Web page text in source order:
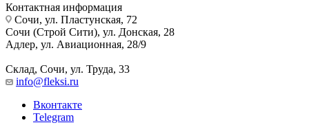
Контактная информация
Сочи, ул. Пластунская, 72
Сочи (Строй Сити), ул. Донская, 28
Адлер, ул. Авиационная, 28/9
Склад, Сочи, ул. Труда, 33
info@fleksi.ru
Вконтакте
Telegram